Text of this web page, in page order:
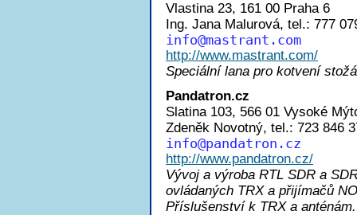
Vlastina 23, 161 00 Praha 6
Ing. Jana Malurová, tel.: 777
info@mastrant.com
http://www.mastrant.com/
Speciální lana pro kotvení
Pandatron.cz
Slatina 103, 566 01 Vysoké
Zdeněk Novotný, tel.: 723 846
info@pandatron.cz
http://www.pandatron.cz/
Vývoj a výroba RTL SDR a
ovládaných TRX a přijímačů
Příslušenství k TRX a anténám.